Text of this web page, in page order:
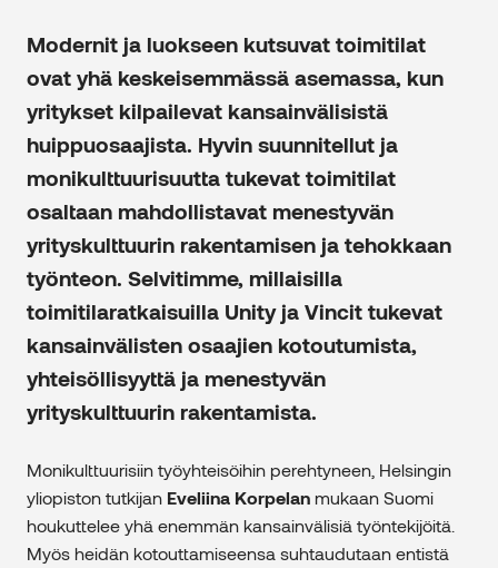
Modernit ja luokseen kutsuvat toimitilat
ovat yhä keskeisemmässä asemassa, kun
yritykset kilpailevat kansainvälisistä
huippuosaajista. Hyvin suunnitellut ja
monikulttuurisuutta tukevat toimitilat
osaltaan mahdollistavat menestyvän
yrityskulttuurin rakentamisen ja tehokkaan
työnteon. Selvitimme, millaisilla
toimitilaratkaisuilla Unity ja Vincit tukevat
kansainvälisten osaajien kotoutumista,
yhteisöllisyyttä ja menestyvän
yrityskulttuurin rakentamista.
Monikulttuurisiin työyhteisöihin perehtyneen, Helsingin
yliopiston tutkijan Eveliina Korpelan mukaan Suomi
houkuttelee yhä enemmän kansainvälisiä työntekijöitä.
Myös heidän kotouttamiseensa suhtaudutaan entistä